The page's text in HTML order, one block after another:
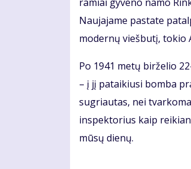
Naujajame pastate
modernų viešbutį, tokio
Po 1941 metų birželio
– į jį pataikiusi bomba
sugriautas, nei
inspektorius kaip
mūsų dienų.